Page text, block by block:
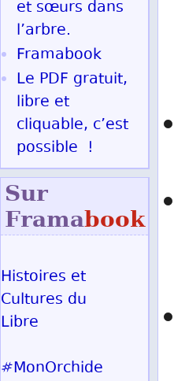
et sœurs dans
l’arbre.
Framabook
Le PDF gratuit,
libre et
cliquable, c’est
possible !
Sur
Framabook
Histoires et
Cultures du
Libre
#MonOrchide